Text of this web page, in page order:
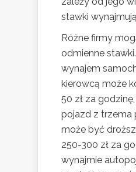
stawki
Różne firmy
odmienne
wynajem
kierowcą może
50 zł za
pojazd z trzema
może być
250-300 zł za
wynajmie